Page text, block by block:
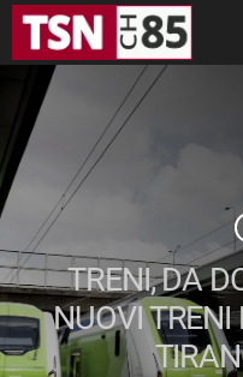
TRENI, DA
NUOVI